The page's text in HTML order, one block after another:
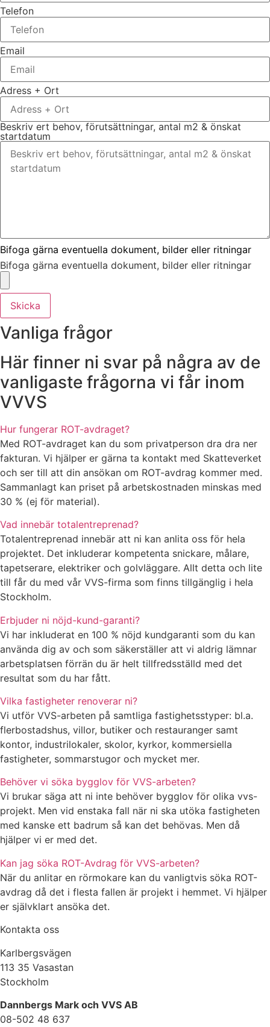
Telefon
Email
Adress + Ort
Beskriv ert behov, förutsättningar, antal m2 & önskat
startdatum
Bifoga gärna eventuella dokument, bilder eller ritningar
Bifoga gärna eventuella dokument, bilder eller ritningar
Skicka
Vanliga frågor
Här finner ni svar på några av de
vanligaste frågorna vi får inom
VVVS
Hur fungerar ROT-avdraget?
Med ROT-avdraget kan du som privatperson dra dra ner
fakturan. Vi hjälper er gärna ta kontakt med Skatteverket
och ser till att din ansökan om ROT-avdrag kommer med.
Sammanlagt kan priset på arbetskostnaden minskas med
30 % (ej för material).
Vad innebär totalentreprenad?
Totalentreprenad innebär att ni kan anlita oss för hela
projektet. Det inkluderar kompetenta snickare, målare,
tapetserare, elektriker och golvläggare. Allt detta och lite
till får du med vår VVS-firma som finns tillgänglig i hela
Stockholm.
Erbjuder ni nöjd-kund-garanti?
Vi har inkluderat en 100 % nöjd kundgaranti som du kan
använda dig av och som säkerställer att vi aldrig lämnar
arbetsplatsen förrän du är helt tillfredsställd med det
resultat som du har fått.
Vilka fastigheter renoverar ni?
Vi utför VVS-arbeten på samtliga fastighetsstyper: bl.a.
flerbostadshus, villor, butiker och restauranger samt
kontor, industrilokaler, skolor, kyrkor, kommersiella
fastigheter, sommarstugor och mycket mer.
Behöver vi söka bygglov för VVS-arbeten?
Vi brukar säga att ni inte behöver bygglov för olika vvs-
projekt. Men vid enstaka fall när ni ska utöka fastigheten
med kanske ett badrum så kan det behövas. Men då
hjälper vi er med det.
Kan jag söka ROT-Avdrag för VVS-arbeten?
När du anlitar en rörmokare kan du vanligtvis söka ROT-
avdrag då det i flesta fallen är projekt i hemmet. Vi hjälper
er självklart ansöka det.
Kontakta oss
Karlbergsvägen
113 35 Vasastan
Stockholm
Dannbergs Mark och VVS AB
08-502 48 637